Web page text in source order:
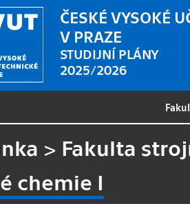
ČESKÉ VYSOKÉ
V PRAZE
STUDIJNÍ PLÁNY
2025/2026
> Fakulta
chemie I